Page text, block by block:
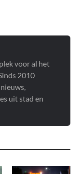
voor al het
2010
uit stad en